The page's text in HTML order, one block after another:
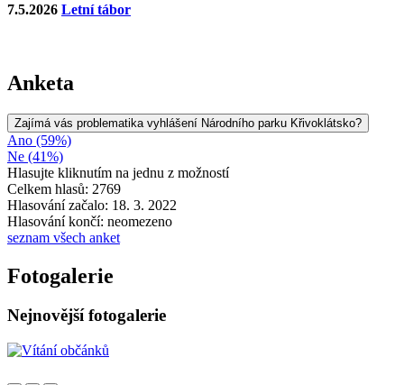
7.5.2026 Letní tábor
Anketa
Zajímá vás problematika vyhlášení Národního parku Křivoklátsko?
Ano (59%)
Ne (41%)
Hlasujte kliknutím na jednu z možností
Celkem hlasů: 2769
Hlasování začalo: 18. 3. 2022
Hlasování končí: neomezeno
seznam všech anket
Fotogalerie
Nejnovější fotogalerie